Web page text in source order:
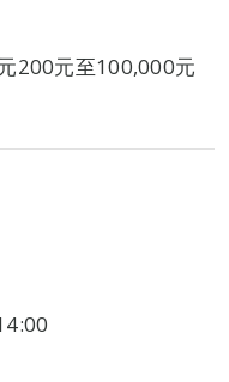
200元至100,000元